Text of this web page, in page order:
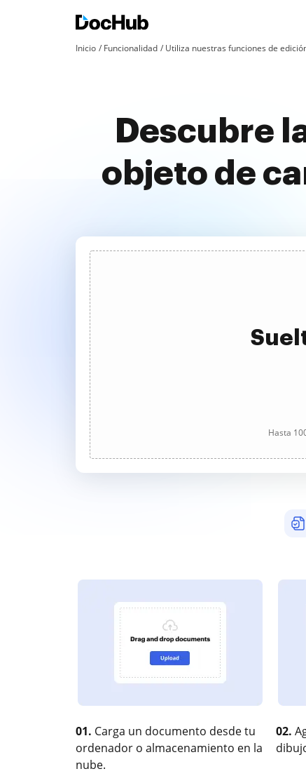
Inicio Funcionalidad Utiliza nuestras funciones de
Descubre
objeto de
Hasta
01. Carga un documento desde tu
ordenador o almacenamiento en la
nube.
02.